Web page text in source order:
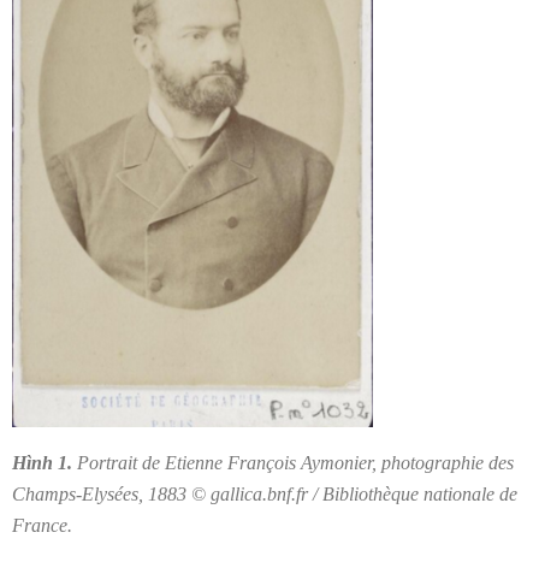
Hình 1. Portrait de Etienne François Aymonier, photographie des
Champs-Elysées, 1883 © gallica.bnf.fr / Bibliothèque nationale de
France.